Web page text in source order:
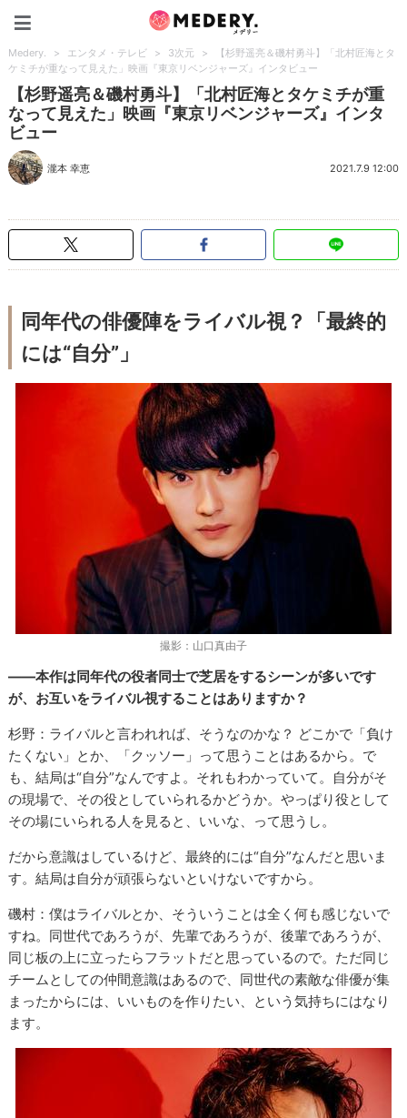
Medery. > エンタメ・テレビ > 3次元 >
【杉野遥亮＆磯村勇斗】「北村匠海とタ
ケミチが重なって見えた」映画『東京リベンジャーズ』インタビュー
【杉野遥亮＆磯村勇斗】「北村匠海とタケミチが重
なって見えた」映画『東京リベンジャーズ』インタ
ビュー
瀧本 幸恵 2021.7.9 12:00
同年代の俳優陣をライバル視？「最終的
には“自分”」
撮影：山口真由子
――本作は同年代の役者同士で芝居をするシーンが多いです
が、お互いをライバル視することはありますか？
杉野：ライバルと言われれば、そうなのかな？ どこかで「負け
たくない」とか、「クッソー」って思うことはあるから。で
も、結局は“自分”なんですよ。それもわかっていて。自分がそ
の現場で、その役としていられるかどうか。やっぱり役として
その場にいられる人を見ると、いいな、って思うし。
だから意識はしているけど、最終的には“自分”なんだと思いま
す。結局は自分が頑張らないといけないですから。
磯村：僕はライバルとか、そういうことは全く何も感じないで
すね。同世代であろうが、先輩であろうが、後輩であろうが、
同じ板の上に立ったらフラットだと思っているので。ただ同じ
チームとしての仲間意識はあるので、同世代の素敵な俳優が集
まったからには、いいものを作りたい、という気持ちにはなり
ます。